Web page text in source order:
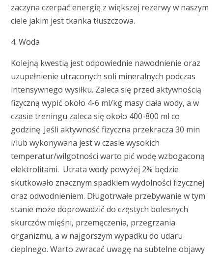
zaczyna czerpać energię z większej rezerwy w naszym
ciele jakim jest tkanka tłuszczowa.
4. Woda
Kolejną kwestią jest odpowiednie nawodnienie oraz
uzupełnienie utraconych soli mineralnych podczas
intensywnego wysiłku. Zaleca się przed aktywnością
fizyczną wypić około 4-6 ml/kg masy ciała wody, a w
czasie treningu zaleca się około 400-800 ml co
godzinę. Jeśli aktywność fizyczna przekracza 30 min
i/lub wykonywana jest w czasie wysokich
temperatur/wilgotności warto pić wodę wzbogaconą
elektrolitami. Utrata wody powyżej 2% będzie
skutkowało znacznym spadkiem wydolności fizycznej
oraz odwodnieniem. Długotrwałe przebywanie w tym
stanie może doprowadzić do częstych bolesnych
skurczów mięśni, przemęczenia, przegrzania
organizmu, a w najgorszym wypadku do udaru
cieplnego. Warto zwracać uwagę na subtelne objawy